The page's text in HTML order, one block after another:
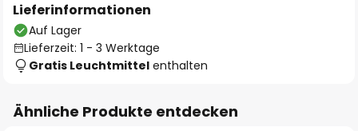
Lieferinformationen
Auf Lager
Lieferzeit: 1 - 3 Werktage
Gratis Leuchtmittel enthalten
Ähnliche Produkte entdecken